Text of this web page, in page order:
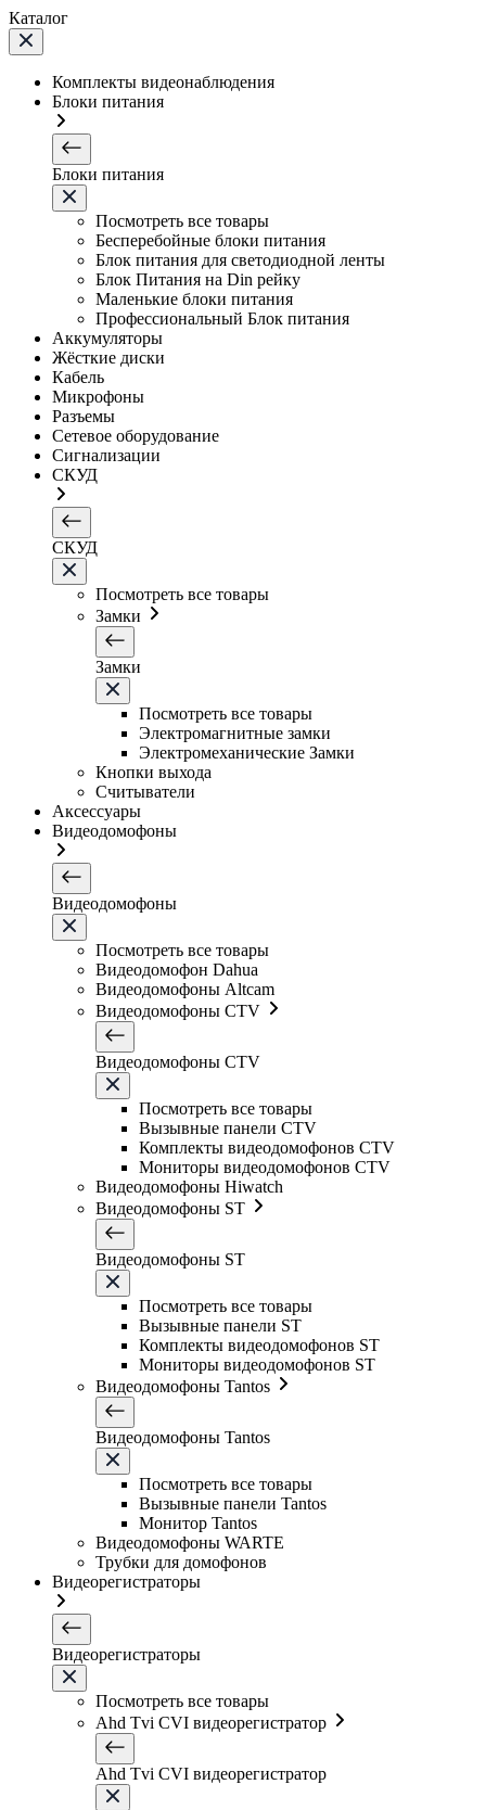
Каталог
Комплекты видеонаблюдения
Блоки питания
Блоки питания
Посмотреть все товары
Бесперебойные блоки питания
Блок питания для светодиодной ленты
Блок Питания на Din рейку
Маленькие блоки питания
Профессиональный Блок питания
Аккумуляторы
Жёсткие диски
Кабель
Микрофоны
Разъемы
Сетевое оборудование
Сигнализации
СКУД
СКУД
Посмотреть все товары
Замки
Замки
Посмотреть все товары
Электромагнитные замки
Электромеханические Замки
Кнопки выхода
Считыватели
Аксессуары
Видеодомофоны
Видеодомофоны
Посмотреть все товары
Видеодомофон Dahua
Видеодомофоны Altcam
Видеодомофоны CTV
Видеодомофоны CTV
Посмотреть все товары
Вызывные панели CTV
Комплекты видеодомофонов CTV
Мониторы видеодомофонов CTV
Видеодомофоны Hiwatch
Видеодомофоны ST
Видеодомофоны ST
Посмотреть все товары
Вызывные панели ST
Комплекты видеодомофонов ST
Мониторы видеодомофонов ST
Видеодомофоны Tantos
Видеодомофоны Tantos
Посмотреть все товары
Вызывные панели Tantos
Монитор Tantos
Видеодомофоны WARTE
Трубки для домофонов
Видеорегистраторы
Видеорегистраторы
Посмотреть все товары
Ahd Tvi CVI видеорегистратор
Ahd Tvi CVI видеорегистратор